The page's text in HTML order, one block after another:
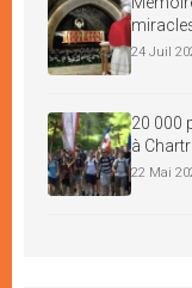
24 Juil
20 000
à
22 Mai